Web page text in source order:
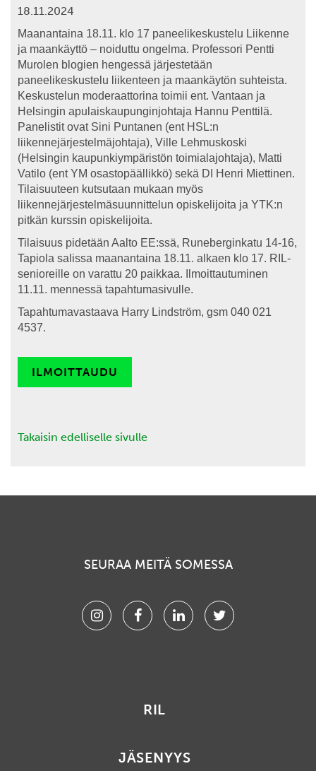
18.11.2024
Maanantaina 18.11. klo 17 paneelikeskustelu Liikenne
ja maankäyttö – noiduttu ongelma. Professori Pentti
Murolen blogien hengessä järjestetään
paneelikeskustelu liikenteen ja maankäytön suhteista.
Keskustelun moderaattorina toimii ent. Vantaan ja
Helsingin apulaiskaupunginjohtaja Hannu Penttilä.
Panelistit ovat Sini Puntanen (ent HSL:n
liikennejärjestelmäjohtaja), Ville Lehmuskoski
(Helsingin kaupunkiympäristön toimialajohtaja), Matti
Vatilo (ent YM osastopäällikkö) sekä DI Henri Miettinen.
Tilaisuuteen kutsutaan mukaan myös
liikennejärjestelmäsuunnittelun opiskelijoita ja YTK:n
pitkän kurssin opiskelijoita.
Tilaisuus pidetään Aalto EE:ssä, Runeberginkatu 14-16,
Tapiola salissa maanantaina 18.11. alkaen klo 17. RIL-
senioreille on varattu 20 paikkaa. Ilmoittautuminen
11.11. mennessä tapahtumasivulle.
Tapahtumavastaava Harry Lindström, gsm 040 021
4537.
ILMOITTAUDU
Takaisin edelliselle sivulle
SEURAA MEITÄ SOMESSA
InstagramFacebookLinkedinTwitter
RIL
JÄSENYYS